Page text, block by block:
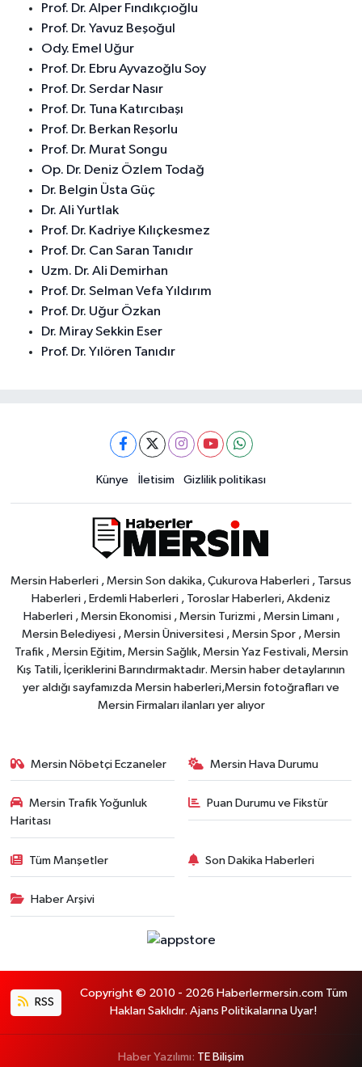
Prof. Dr. Alper Fındıkçıoğlu
Prof. Dr. Yavuz Beşoğul
Ody. Emel Uğur
Prof. Dr. Ebru Ayvazoğlu Soy
Prof. Dr. Serdar Nasır
Prof. Dr. Tuna Katırcıbaşı
Prof. Dr. Berkan Reşorlu
Prof. Dr. Murat Songu
Op. Dr. Deniz Özlem Todağ
Dr. Belgin Üsta Güç
Dr. Ali Yurtlak
Prof. Dr. Kadriye Kılıçkesmez
Prof. Dr. Can Saran Tanıdır
Uzm. Dr. Ali Demirhan
Prof. Dr. Selman Vefa Yıldırım
Prof. Dr. Uğur Özkan
Dr. Miray Sekkin Eser
Prof. Dr. Yılören Tanıdır
Künye İletisim Gizlilik politikası
Mersin Haberleri , Mersin Son dakika, Çukurova Haberleri , Tarsus
Haberleri , Erdemli Haberleri , Toroslar Haberleri, Akdeniz
Haberleri , Mersin Ekonomisi , Mersin Turizmi , Mersin Limanı ,
Mersin Belediyesi , Mersin Üniversitesi , Mersin Spor , Mersin
Trafik , Mersin Eğitim, Mersin Sağlık, Mersin Yaz Festivali, Mersin
Kış Tatili, İçeriklerini Barındırmaktadır. Mersin haber detaylarının
yer aldığı sayfamızda Mersin haberleri,Mersin fotoğrafları ve
Mersin Firmaları ilanları yer alıyor
Mersin Nöbetçi Eczaneler Mersin Hava Durumu
Mersin Trafik Yoğunluk
Haritası
Puan Durumu ve Fikstür
Tüm Manşetler Son Dakika Haberleri
Haber Arşivi
RSS
Copyright © 2010 - 2026 Haberlermersin.com Tüm
Hakları Saklıdır. Ajans Politikalarına Uyar!
Haber Yazılımı: TE Bilişim